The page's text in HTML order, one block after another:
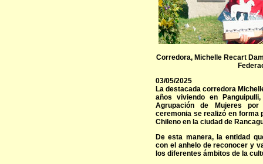
Corredora, Michelle Recart
03/05/2025
La destacada corredora
años viviendo en
Agrupación de Mujeres por
ceremonia se realizó en forma
Chileno en la ciudad de
De esta manera, la entidad
con el anhelo de reconocer y
los diferentes ámbitos de la